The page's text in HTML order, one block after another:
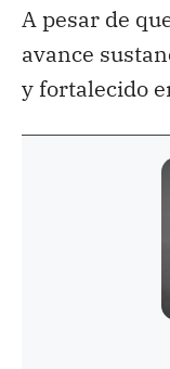
A pesar de
avance
y fortalecido